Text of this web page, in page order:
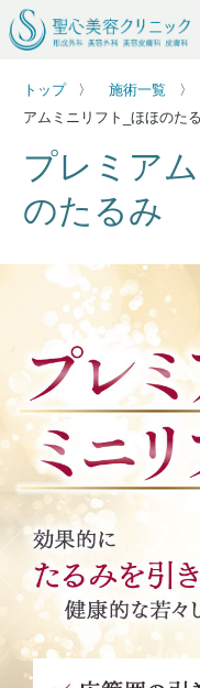
トップ 施術一覧
アムミニリフト_ほほのた
プレミア
のたるみ